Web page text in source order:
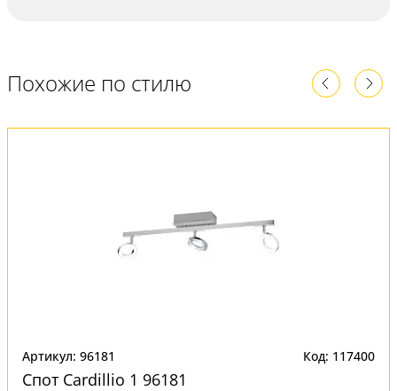
Похожие по стилю
Артикул: 96181 Код: 117400
Спот Cardillio 1 96181